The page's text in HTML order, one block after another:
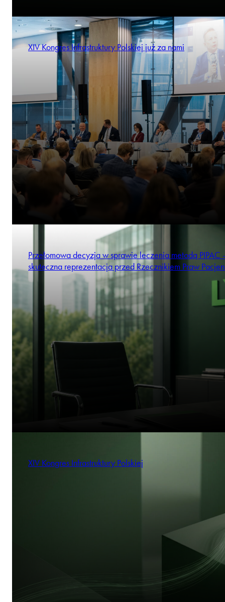
XIV Kongres Infrastruktury Polskiej już za nami
Przełomowa decyzja w sprawie leczenia metodą PIPAC
skuteczna reprezentacja przed Rzecznikiem Praw
XIV Kongres Infrastruktury Polskiej